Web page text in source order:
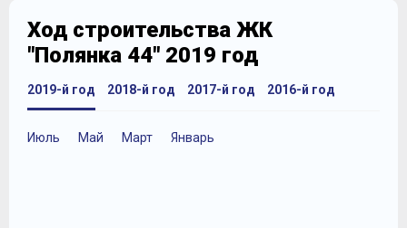
Ход строительства ЖК
"Полянка 44" 2019 год
2019-й год
Июль Май Март Январь
2018-й год 2017-й год 2016-й год